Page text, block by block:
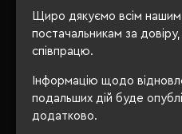
Щиро дякуємо всім нашим
постачальникам за
співпрацю.
Інформацію щодо
подальших дій буде
додатково.